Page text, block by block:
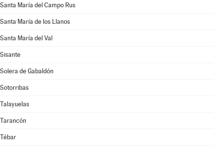
Santa María del Campo Rus
Santa María de los Llanos
Santa María del Val
Sisante
Solera de Gabaldón
Sotorribas
Talayuelas
Tarancón
Tébar